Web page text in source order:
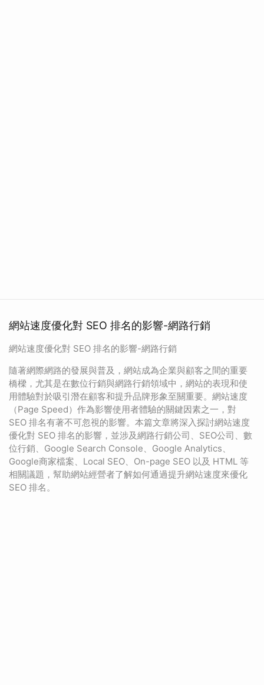
網站速度優化對 SEO 排名的影響-網路行銷
網站速度優化對 SEO 排名的影響-網路行銷
隨著網際網路的發展與普及，網站成為企業與顧客之間的重要
橋樑，尤其是在數位行銷與網路行銷領域中，網站的表現和使
用體驗對於吸引潛在顧客和提升品牌形象至關重要。網站速度
（Page Speed）作為影響使用者體驗的關鍵因素之一，對
SEO 排名有著不可忽視的影響。本篇文章將深入探討網站速度
優化對 SEO 排名的影響，並涉及網路行銷公司、SEO公司、數
位行銷、Google Search Console、Google Analytics、
Google商家檔案、Local SEO、On-page SEO 以及 HTML 等
相關議題，幫助網站經營者了解如何通過提升網站速度來優化
SEO 排名。